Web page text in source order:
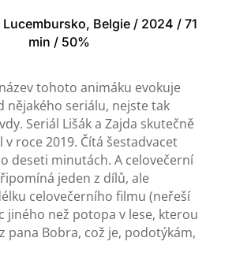
Belgie / 2024 / 71
min / 50%
tohoto animáku evokuje
nějakého seriálu, nejste tak
Seriál Lišák a Zajda skutečně
v roce 2019. Čítá šestadvacet
deseti minutách. A celovečerní
jeden z dílů, ale
celovečerního filmu (neřeší
jiného než potopa v lese, kterou
pana Bobra, což je, podotýkám,